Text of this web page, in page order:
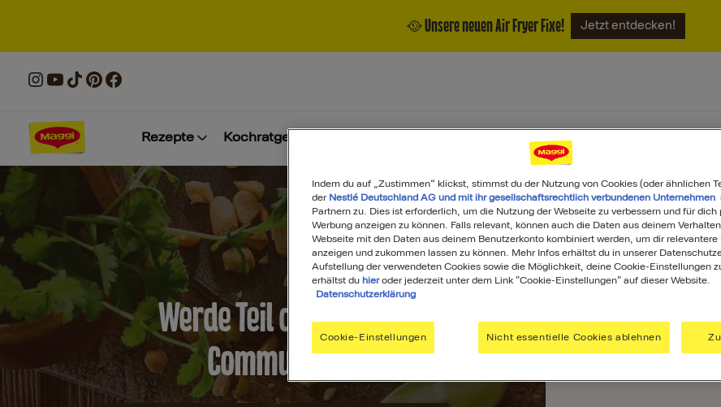
🥘 Unsere neuen Air Fryer Fixe! Jetzt entdecken!
Rezepte Kochratgeber Über uns
Werde Teil der MAGGI
Community
Du
Indem du auf „Zustimmen“ klickst, stimmst du der Nutzung von Cookies (oder ähnlichen
der Nestlé Deutschland AG und mit ihr gesellschaftsrechtlich verbundenen Unternehmen
Partnern zu. Dies ist erforderlich, um die Nutzung der Webseite zu verbessern und für dich
Werbung anzeigen zu können. Falls relevant, können auch die Daten aus deinem
Webseite mit den Daten aus deinem Benutzerkonto kombiniert werden, um dir relevantere
anzeigen und zukommen lassen zu können. Mehr Infos erhältst du in unserer
Aufstellung der verwendeten Cookies sowie die Möglichkeit, deine Cookie-Einstellungen
erhältst du hieroder jederzeit unter dem Link "Cookie-Einstellungen" auf dieser Website.
Datenschutzerklärung
Cookie-Einstellungen Nicht essentielle Cookies ablehnen